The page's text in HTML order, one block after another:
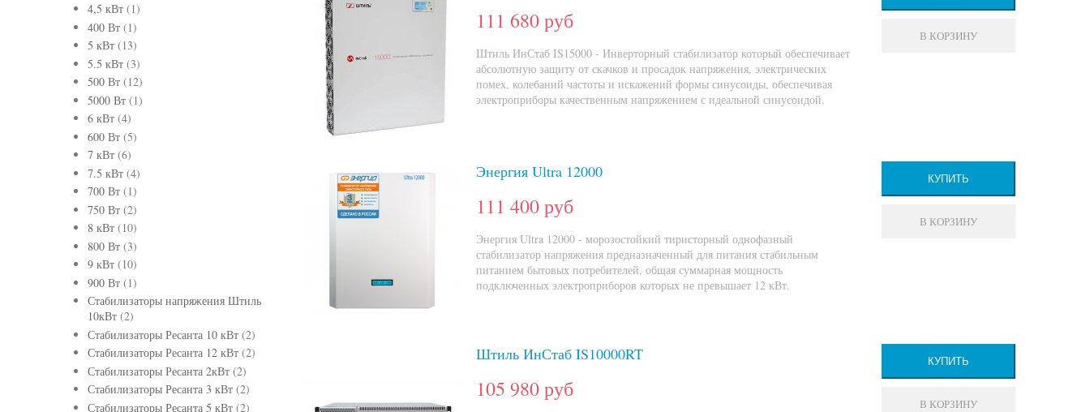
4,5 кВт (1)
400 Вт (1)
5 кВт (13)
5.5 кВт (3)
500 Вт (12)
5000 Вт (1)
6 кВт (4)
600 Вт (5)
7 кВт (6)
7.5 кВт (4)
700 Вт (1)
750 Вт (2)
8 кВт (10)
800 Вт (3)
9 кВт (10)
900 Вт (1)
Стабилизаторы напряжения Штиль
10кВт (2)
Стабилизаторы Ресанта 10 кВт (2)
Стабилизаторы Ресанта 12 кВт (2)
Стабилизаторы Ресанта 2кВт (2)
Стабилизаторы Ресанта 3 кВт (2)
Стабилизаторы Ресанта 5 кВт (2)
111 680 руб
Штиль ИнСтаб IS15000 - Инверторный стабилизатор который обеспечивает
абсолютную защиту от скачков и просадок напряжения, электрических
помех, колебаний частоты и искажений формы синусоиды, обеспечивая
электроприборы качественным напряжением с идеальной синусоидой.
В КОРЗИНУ
Энергия Ultra 12000
111 400 руб
Энергия Ultra 12000 - морозостойкий тиристорный однофазный
стабилизатор напряжения предназначенный для питания стабильным
питанием бытовых потребителей, общая суммарная мощность
подключенных электроприборов которых не превышает 12 кВт.
КУПИТЬ
В КОРЗИНУ
Штиль ИнСтаб IS10000RT
105 980 руб
КУПИТЬ
В КОРЗИНУ